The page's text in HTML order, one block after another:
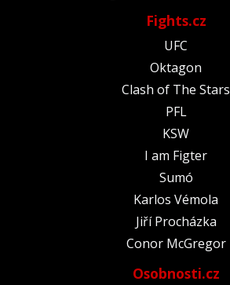
Fights.cz
UFC
Oktagon
Clash of The Stars
PFL
KSW
I am Figter
Sumó
Karlos Vémola
Jiří Procházka
Conor McGregor
Osobnosti.cz